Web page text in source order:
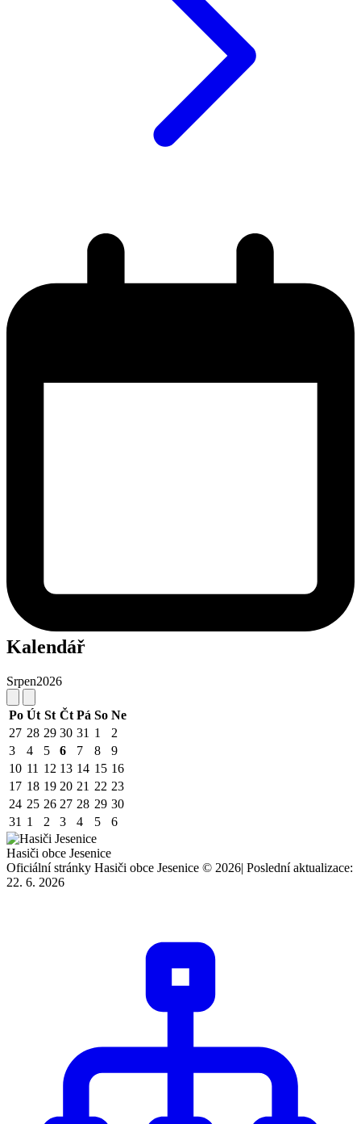
Kalendář
Srpen2026
Po Út St Čt Pá So Ne
27 28 29 30 31 1
2
3
4 5 6 7 8
9
10 11 12 13 14 15 16
17 18 19 20 21 22 23
24 25 26 27 28 29 30
31 1 2 3 4 5 6
Hasiči obce Jesenice
Oficiální stránky Hasiči obce Jesenice © 2026| Poslední aktualizace:
22. 6. 2026